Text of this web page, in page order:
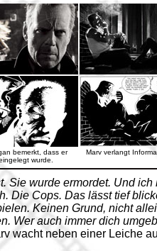
bemerkt, dass er
wurde.
Marv verlangt
Sie wurde ermordet. Und ich
Die Cops. Das lässt tief
Keinen Grund, nicht
Wer auch immer dich
wacht neben einer Leiche